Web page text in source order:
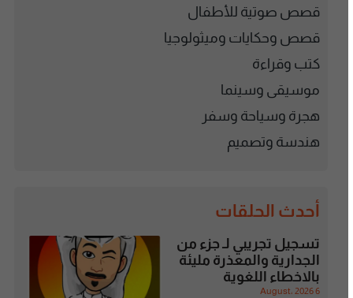
قصص صوتية للأطفال
قصص وحكايات وميثولوجيا
كتب وقراءة
موسيقى وسينما
هجرة وسياحة وسفر
هندسة وتصميم
أحدث الحلقات
تسجيل تجريبي لـ جزء من
الجدارية والمعذرة مليئة
بالاخطاء اللغوية
6 August، 2026